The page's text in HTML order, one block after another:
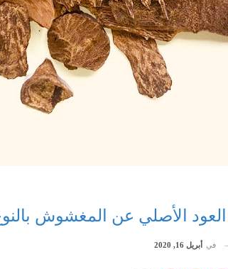
الأصلي عن المغشوش بالنوع
في أبريل 16, 2020